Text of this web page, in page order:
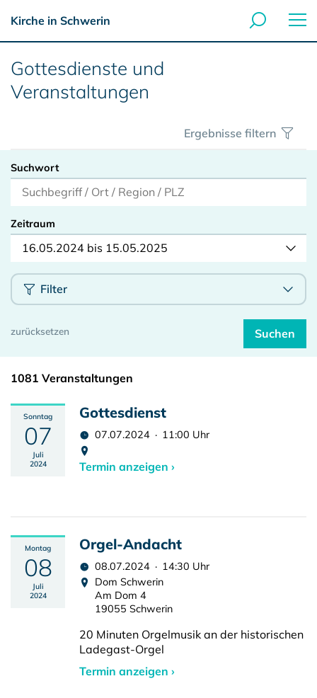
Kirche in Schwerin
Gottesdienste und
Veranstaltungen
Ergebnisse filtern
Suchwort
Zeitraum
16.05.2024 bis 15.05.2025
Filter
1081 Veranstaltungen
Sonntag
07
Juli
2024
Gottesdienst
07.07.2024 · 11:00 Uhr
Termin anzeigen ›
Montag
08
Juli
2024
Orgel-Andacht
08.07.2024 · 14:30 Uhr
Dom Schwerin
Am Dom 4
19055 Schwerin
20 Minuten Orgelmusik an der historischen
Ladegast-Orgel
Termin anzeigen ›